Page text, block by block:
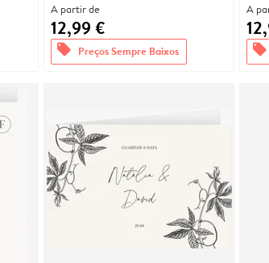
A partir de
12,99 €
offers Preços Sempre Baixos
A
offers